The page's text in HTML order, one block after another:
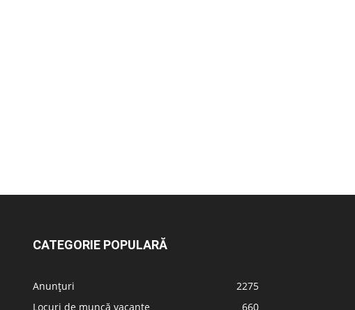
CATEGORIE POPULARĂ
Anunțuri
2275
Locuri de muncă vacante
660